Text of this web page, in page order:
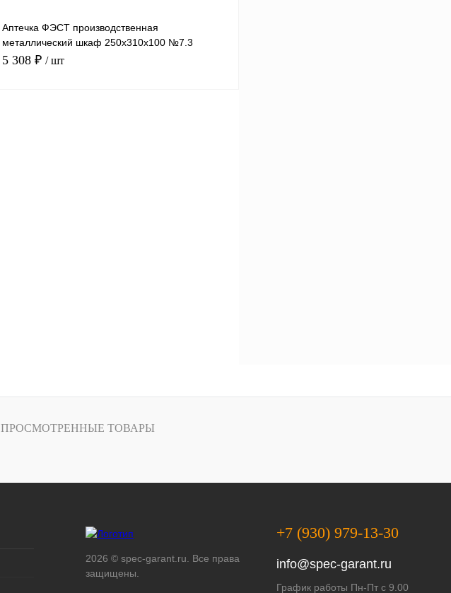
Аптечка ФЭСТ производственная
металлический шкаф 250х310х100 №7.3
(арт.1063)
5 308 ₽ / шт
ПРОСМОТРЕННЫЕ ТОВАРЫ
2026 © spec-garant.ru. Все права
защищены.
+7 (930) 979-13-30
info@spec-garant.ru
График работы Пн-Пт с 9.00